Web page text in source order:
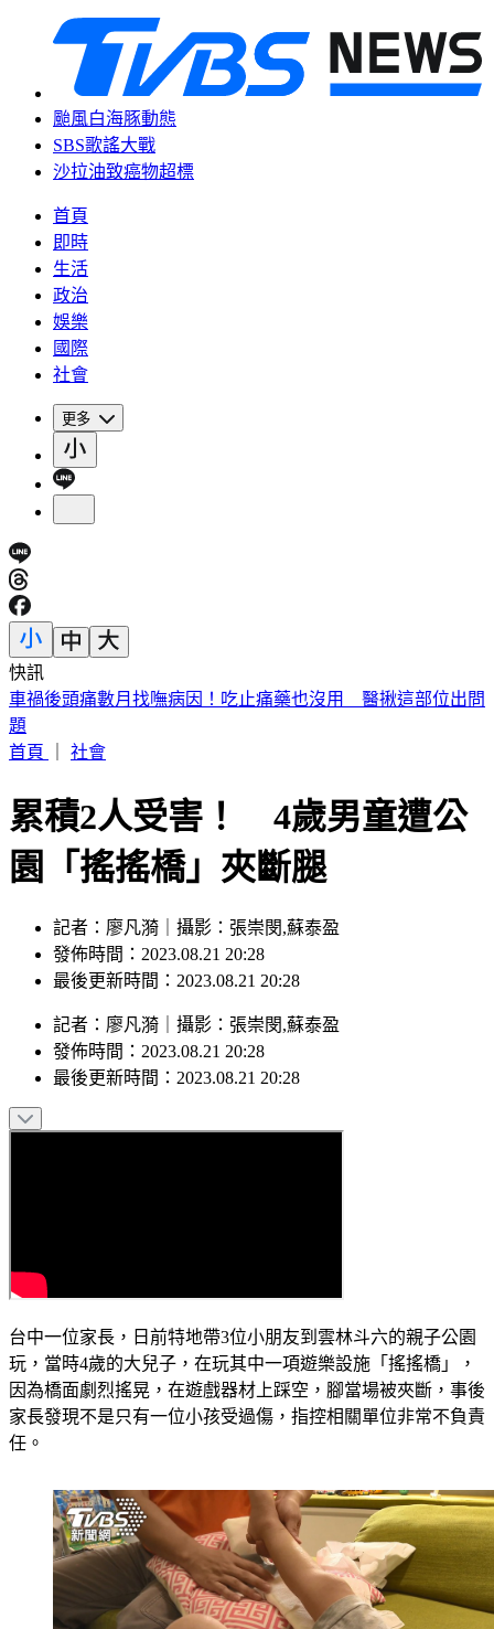
颱風白海豚動態
SBS歌謠大戰
沙拉油致癌物超標
首頁
即時
生活
政治
娛樂
國際
社會
更多
快訊
車禍後頭痛數月找嘸病因！吃止痛藥也沒用 醫揪這部位出問
題
首頁
社會
累積2人受害！ 4歲男童遭公
園「搖搖橋」夾斷腿
記者：廖凡漪｜攝影：張崇閔,蘇泰盈
發佈時間：2023.08.21 20:28
最後更新時間：2023.08.21 20:28
記者 ： 廖凡漪 攝影 ： 張崇閔,蘇泰盈
發佈時間： 2023.08.21 20:28
最後更新時間： 2023.08.21 20:28
台中一位家長，日前特地帶3位小朋友到雲林斗六的親子公園
玩，當時4歲的大兒子，在玩其中一項遊樂設施「搖搖橋」，
因為橋面劇烈搖晃，在遊戲器材上踩空，腳當場被夾斷，事後
家長發現不是只有一位小孩受過傷，指控相關單位非常不負責
任。